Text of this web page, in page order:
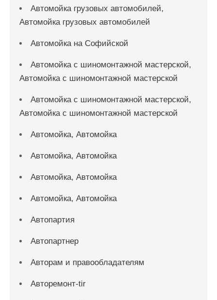
Автомойка грузовых автомобилей,
Автомойка грузовых автомобилей
Автомойка на Софийской
Автомойка с шиномонтажной мастерской,
Автомойка с шиномонтажной мастерской
Автомойка с шиномонтажной мастерской,
Автомойка с шиномонтажной мастерской
Автомойка, Автомойка
Автомойка, Автомойка
Автомойка, Автомойка
Автомойка, Автомойка
Автопартия
Автопартнер
Авторам и правообладателям
Авторемонт-tir